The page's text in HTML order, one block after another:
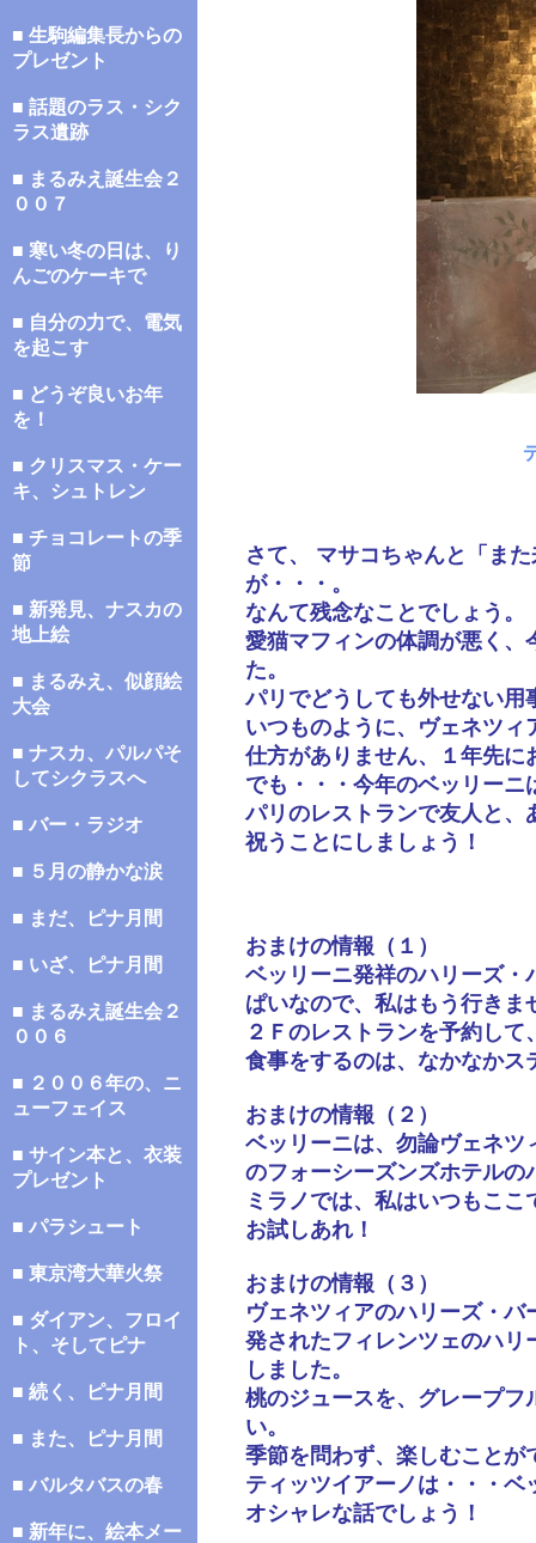
■ 生駒編集長からの
プレゼント
■ 話題のラス・シク
ラス遺跡
■ まるみえ誕生会２
００７
■ 寒い冬の日は、り
んごのケーキで
■ 自分の力で、電気
を起こす
■ どうぞ良いお年
を！
■ クリスマス・ケー
キ、シュトレン
■ チョコレートの季
節
■ 新発見、ナスカの
地上絵
■ まるみえ、似顔絵
大会
■ ナスカ、パルパそ
してシクラスへ
■ バー・ラジオ
■ ５月の静かな涙
■ まだ、ピナ月間
■ いざ、ピナ月間
■ まるみえ誕生会２
００６
■ ２００６年の、ニ
ューフェイス
■ サイン本と、衣装
プレゼント
■ パラシュート
■ 東京湾大華火祭
■ ダイアン、フロイ
ト、そしてピナ
■ 続く、ピナ月間
■ また、ピナ月間
■ バルタバスの春
■ 新年に、絵本メー
さて、 マサコちゃんと「ま
が・・・。
なんて残念なことでしょう。
愛猫マフィンの体調が悪く、
た。
パリでどうしても外せない用
いつものように、ヴェネツ
仕方がありません、１年先に
でも・・・今年のベッリーニ
パリのレストランで友人と、
祝うことにしましょう！
おまけの情報（１）
ベッリーニ発祥のハリーズ・
ぱいなので、私はもう行きま
２Ｆのレストランを予約し
食事をするのは、なかなかス
おまけの情報（２）
ベッリーニは、勿論ヴェネツ
のフォーシーズンズホテルの
ミラノでは、私はいつもこ
お試しあれ！
おまけの情報（３）
ヴェネツィアのハリーズ・
発されたフィレンツェのハリ
しました。
桃のジュースを、グレープフ
い。
季節を問わず、楽しむことが
ティッツイアーノは・・・
オシャレな話でしょう！